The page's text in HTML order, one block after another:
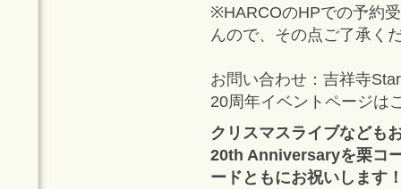
※HARCOのHPでの予約
んので、その点ご了承く
お問い合わせ：吉祥寺
20周年イベントページは
クリスマスライブなども
20th Anniversaryを栗コ
ードともにお祝いします